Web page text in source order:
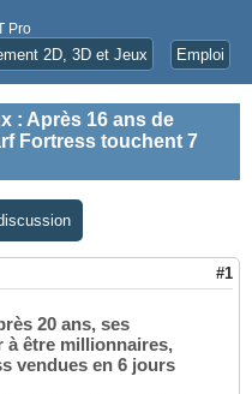
Pro
2D, 3D et Jeux Emploi
: Après 16 ans de
Fortress touchent 7
#1
20 ans, ses
à être millionnaires,
vendues en 6 jours